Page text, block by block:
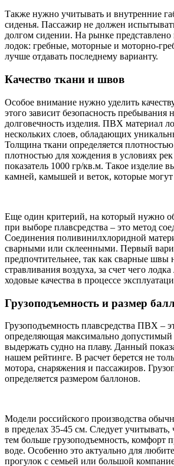
Также нужно учитывать и внутренние
сиденья. Пассажир не должен
долгом сидении. На рынке представлено
лодок: гребные, моторные и моторно-
лучше отдавать последнему варианту.
Качество ткани и швов
Особое внимание нужно уделить
этого зависит безопасность пребывания
долговечность изделия. ПВХ материал
нескольких слоев, обладающих
Толщина ткани определяется
плотностью для хождения в условиях рек
показатель 1000 гр/кв.м. Такое изделие
камней, камышей и веток, которые могут
Еще один критерий, на который нужно
при выборе плавсредства – это метод
Соединения поливинилхлоридной
сварными или склеенными. Первый
предпочтительнее, так как сварные швы
стравливания воздуха, за счет чего
ходовые качества в процессе
Грузоподъемность и размер
Грузоподъемность плавсредства ПВХ –
определяющая максимально
выдержать судно на плаву. Данный
нашем рейтинге. В расчет берется не
мотора, снаряжения и пассажиров.
определяется размером баллонов.
Модели российского производства
в пределах 35-45 см. Следует
тем больше грузоподъемность, комфорт
воде. Особенно это актуально для
прогулок с семьей или большой